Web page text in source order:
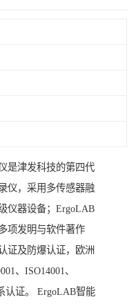
是津发科技的第四代
仪，采用多传感器融
仪器设备；ErgoLAB
项发明与软件著作
证及防爆认证，欧洲
、ISO14001、
认证。 ErgoLAB智能